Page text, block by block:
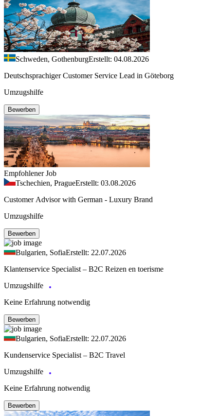
Schweden, GothenburgErstellt: 04.08.2026
Deutschsprachiger Customer Service Lead in Göteborg
Umzugshilfe
Bewerben
Empfohlener Job
Tschechien, PragueErstellt: 03.08.2026
Customer Advisor with German - Luxury Brand
Umzugshilfe
Bewerben
Bulgarien, SofiaErstellt: 22.07.2026
Klantenservice Specialist – B2C Reizen en toerisme
Umzugshilfe
Keine Erfahrung notwendig
Bewerben
Bulgarien, SofiaErstellt: 22.07.2026
Kundenservice Specialist – B2C Travel
Umzugshilfe
Keine Erfahrung notwendig
Bewerben